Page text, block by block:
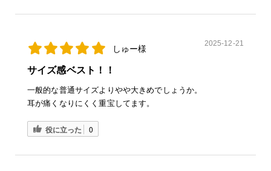
しゅー様
2025-12-21
サイズ感ベスト！！
一般的な普通サイズよりやや大きめでしょうか。
耳が痛くなりにくく重宝してます。
役に立った 0